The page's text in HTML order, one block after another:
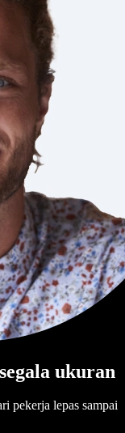
ukuran
pekerja lepas sampai